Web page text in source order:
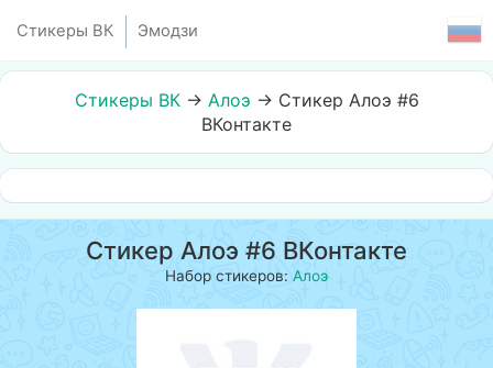
Стикеры ВК Эмодзи
Стикеры ВК→ Алоэ → Стикер Алоэ #6
ВКонтакте
Стикер Алоэ #6 ВКонтакте
Набор стикеров: Алоэ